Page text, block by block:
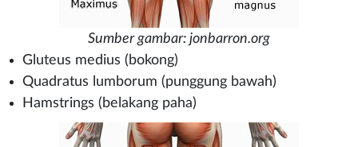
Sumber gambar: jonbarron.org
Gluteus medius (bokong)
Quadratus lumborum (punggung bawah)
Hamstrings (belakang paha)